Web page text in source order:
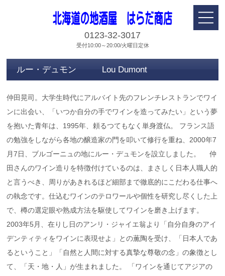
0123-32-3017
受付10:00～20:00/火曜日定休
ルー・デュモン Lou Dumont
仲田晃司。大学生時代にアルバイト先のフレンチレストランでワイ
ンに出会い、「いつか自分の手でワインを造ってみたい」という夢
を抱いた青年は、1995年、頼るつてもなく単身渡仏。 フランス語
の勉強をしながら各地の醸造家の門を叩いて修行を重ね、2000年7
月7日、ブルゴーニュの地にルー・デュモンを設立しました。 仲
田さんのワイン造りを特徴付けているのは、まさしく日本人職人的
と言うべき、周りがあきれるほど細部まで徹底的にこだわる仕事へ
の執念です。仕込むワインのテロワールや個性を研究し尽くした上
で、樽の選定眼や熟成方法を駆使してワインを磨き上げます。
2003年5月、在りし日のアンリ・ジャイエ翁より「自分自身のアイ
デンティティをワインに表現せよ」との薫陶を受け、「日本人であ
るということ」「自然と人間に対する真摯な尊敬の念」の象徴とし
て、「天・地・人」が生まれました。 「ワインを通じてアジアの